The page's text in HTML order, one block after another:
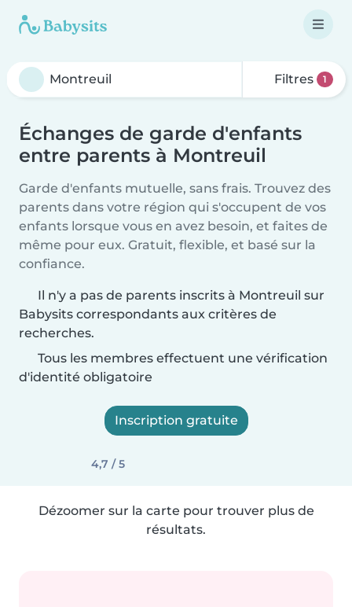
Filtres 1
Échanges de garde d'enfants
entre parents à Montreuil
Garde d'enfants mutuelle, sans frais. Trouvez des
parents dans votre région qui s'occupent de vos
enfants lorsque vous en avez besoin, et faites de
même pour eux. Gratuit, flexible, et basé sur la
confiance.
Il n'y a pas de parents inscrits à Montreuil sur
Babysits correspondants aux critères de
recherches.
Tous les membres effectuent une vérification
d'identité obligatoire
Inscription gratuite
4,7 / 5
Dézoomer sur la carte pour trouver plus de
résultats.